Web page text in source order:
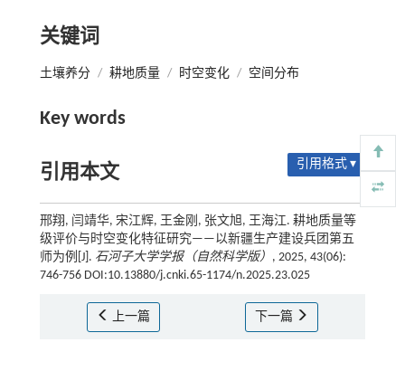
关键词
土壤养分 / 耕地质量 / 时空变化 / 空间分布
Key words
引用本文 引用格式 ▾
邢翔, 闫靖华, 宋江辉, 王金刚, 张文旭, 王海江. 耕地质量等
级评价与时空变化特征研究——以新疆生产建设兵团第五
师为例[J]. 石河子大学学报（自然科学版） , 2025, 43(06):
746-756 DOI:10.13880/j.cnki.65-1174/n.2025.23.025
上一篇 下一篇